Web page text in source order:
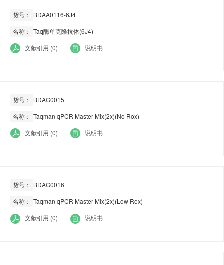
货号：
BDAA0116-6J4
名称： Taq酶单克隆抗体(6J4)
文献引用 (0)
说明书
货号：
BDAG0015
名称： Taqman qPCR Master Mix(2x)(No Rox)
文献引用 (0)
说明书
货号：
BDAG0016
名称： Taqman qPCR Master Mix(2x)(Low Rox)
文献引用 (0)
说明书